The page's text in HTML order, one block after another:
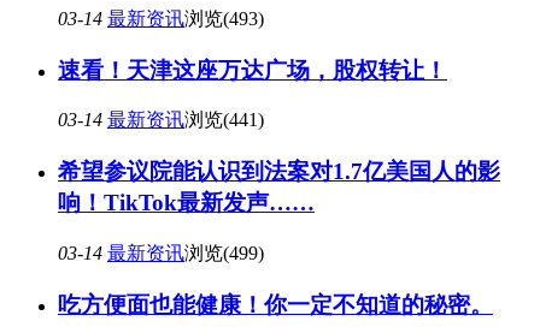
03-14 最新资讯浏览(493)
速看！天津这座万达广场，股权转让！
03-14 最新资讯浏览(441)
希望参议院能认识到法案对1.7亿美国人的影
响！TikTok最新发声……
03-14 最新资讯浏览(499)
吃方便面也能健康！你一定不知道的秘密。